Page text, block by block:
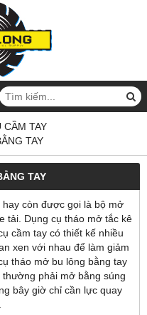
CẦM TAY
TAY
TAY
còn được gọi là bộ mở
tải. Dụng cụ tháo mở tắc kê
cầm tay có thiết kế nhiều
xen với nhau để làm giảm
tháo mở bu lông bằng tay
phải mở bằng súng
bây giờ chỉ cần lực quay